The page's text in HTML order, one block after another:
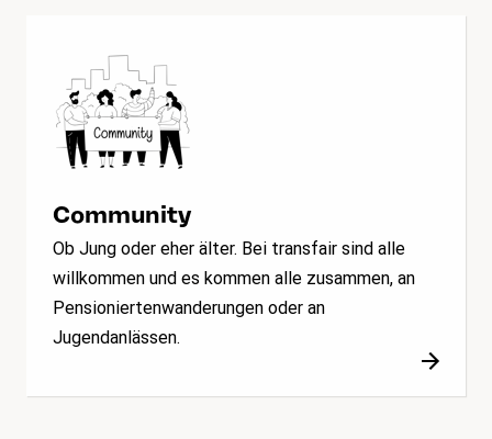
Community
Ob Jung oder eher älter. Bei transfair sind alle
willkommen und es kommen alle zusammen, an
Pensioniertenwanderungen oder an
Jugendanlässen.